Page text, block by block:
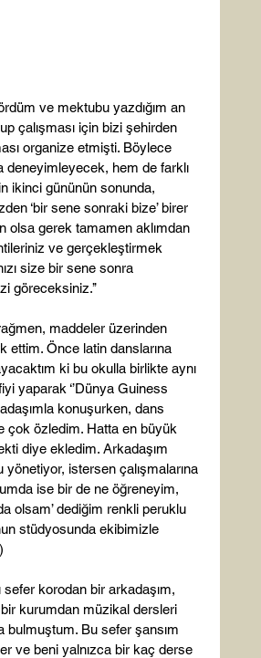
ve mektubu yazdığım an
çalışması için bizi şehirden
organize etmişti. Böylece
deneyimleyecek, hem de farklı
ikinci gününün sonunda,
‘bir sene sonraki bize’ birer
olsa gerek tamamen aklımdan
ve gerçekleştirmek
size bir sene sonra
göreceksiniz.’’
maddeler üzerinden
ettim. Önce latin danslarına
ki bu okulla birlikte aynı
yaparak ‘’Dünya Guiness
konuşurken, dans
çok özledim. Hatta en büyük
diye ekledim. Arkadaşım
istersen çalışmalarına
ise bir de ne öğreneyim,
olsam’ dediğim renkli peruklu
stüdyosunda ekibimizle
sefer korodan bir arkadaşım,
kurumdan müzikal dersleri
bulmuştum. Bu sefer şansım
ve beni yalnızca bir kaç derse